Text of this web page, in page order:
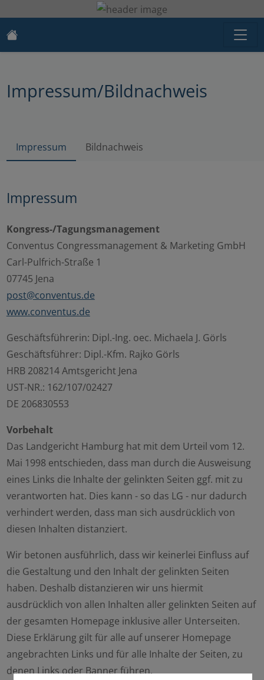
Impressum/Bildnachweis
Impressum Bildnachweis
Impressum
Kongress-/Tagungsmanagement
Conventus Congressmanagement & Marketing GmbH
Carl-Pulfrich-Straße 1
07745 Jena
post@conventus.de
www.conventus.de
Geschäftsführerin: Dipl.-Ing. oec. Michaela J. Görls
Geschäftsführer: Dipl.-Kfm. Rajko Görls
HRB 208214 Amtsgericht Jena
UST-NR.: 162/107/02427
DE 206830553
Vorbehalt
Das Landgericht Hamburg hat mit dem Urteil vom 12.
Mai 1998 entschieden, dass man durch die Ausweisung
eines Links die Inhalte der gelinkten Seiten ggf. mit zu
verantworten hat. Dies kann - so das LG - nur dadurch
verhindert werden, dass man sich ausdrücklich von
diesen Inhalten distanziert.
Wir betonen ausführlich, dass wir keinerlei Einfluss auf
die Gestaltung und den Inhalt der gelinkten Seiten
haben. Deshalb distanzieren wir uns hiermit
ausdrücklich von allen Inhalten aller gelinkten Seiten auf
der gesamten Homepage inklusive aller Unterseiten.
Diese Erklärung gilt für alle auf unserer Homepage
angebrachten Links und für alle Inhalte der Seiten, zu
denen Links oder Banner führen.